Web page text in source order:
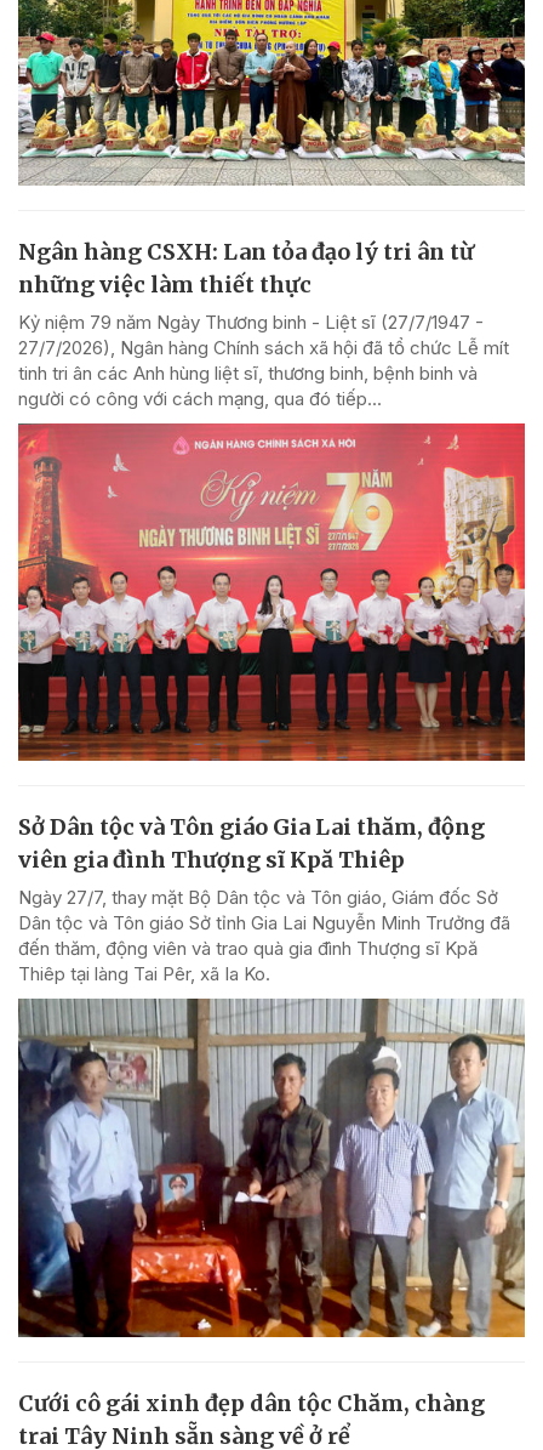
Ngân hàng CSXH: Lan tỏa đạo lý tri ân từ
những việc làm thiết thực
Kỷ niệm 79 năm Ngày Thương binh - Liệt sĩ (27/7/1947 -
27/7/2026), Ngân hàng Chính sách xã hội đã tổ chức Lễ mít
tinh tri ân các Anh hùng liệt sĩ, thương binh, bệnh binh và
người có công với cách mạng, qua đó tiếp...
Sở Dân tộc và Tôn giáo Gia Lai thăm, động
viên gia đình Thượng sĩ Kpă Thiêp
Ngày 27/7, thay mặt Bộ Dân tộc và Tôn giáo, Giám đốc Sở
Dân tộc và Tôn giáo Sở tỉnh Gia Lai Nguyễn Minh Trưởng đã
đến thăm, động viên và trao quà gia đình Thượng sĩ Kpă
Thiêp tại làng Tai Pêr, xã Ia Ko.
Cưới cô gái xinh đẹp dân tộc Chăm, chàng
trai Tây Ninh sẵn sàng về ở rể